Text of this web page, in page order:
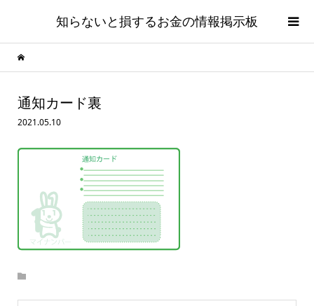
知らないと損するお金の情報掲示板
通知カード裏
2021.05.10